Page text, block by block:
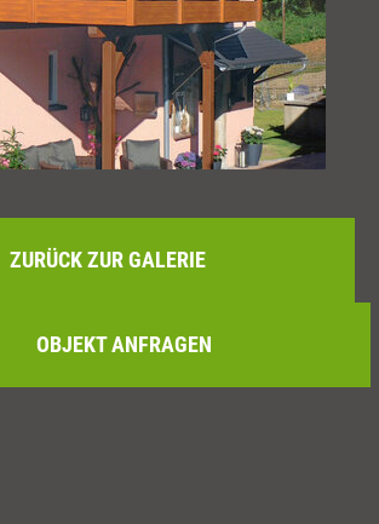
ZURÜCK ZUR GALERIE
OBJEKT ANFRAGEN